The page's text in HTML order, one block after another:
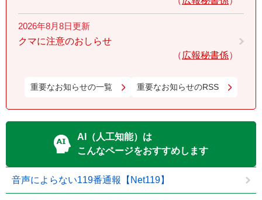
2026年8月8日更新
クマに注意のおしらせ
広報秘書係
重要なお知らせの一覧 重要なお知らせのRSS
AI（人工知能）は
こんなページをおすすめします
音声によらない119番通報【Net119】